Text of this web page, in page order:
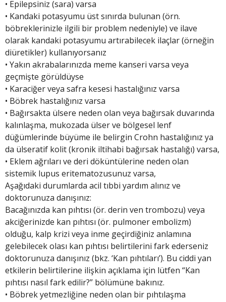
• Epilepsiniz (sara) varsa
• Kandaki potasyumu üst sınırda bulunan (örn.
böbreklerinizle ilgili bir problem nedeniyle) ve ilave
olarak kandaki potasyumu artırabilecek ilaçlar (örneğin
diüretikler) kullanıyorsanız
• Yakın akrabalarınızda meme kanseri varsa veya
geçmişte görüldüyse
• Karaciğer veya safra kesesi hastalığınız varsa
• Böbrek hastalığınız varsa
• Bağırsakta ülsere neden olan veya bağırsak duvarında
kalınlaşma, mukozada ülser ve bölgesel lenf
düğümlerinde büyüme ile belirgin Crohn hastalığınız ya
da ülseratif kolit (kronik iltihabi bağırsak hastalığı) varsa,
• Eklem ağrıları ve deri döküntülerine neden olan
sistemik lupus eritematozusunuz varsa,
Aşağıdaki durumlarda acil tıbbi yardım alınız ve
doktorunuza danışınız:
Bacağınızda kan pıhtısı (ör. derin ven trombozu) veya
akciğerinizde kan pıhtısı (ör. pulmoner embolizm)
olduğu, kalp krizi veya inme geçirdiğiniz anlamına
gelebilecek olası kan pıhtısı belirtilerini fark ederseniz
doktorunuza danışınız (bkz. ‘Kan pıhtıları’). Bu ciddi yan
etkilerin belirtilerine ilişkin açıklama için lütfen “Kan
pıhtısı nasıl fark edilir?” bölümüne bakınız.
• Böbrek yetmezliğine neden olan bir pıhtılaşma